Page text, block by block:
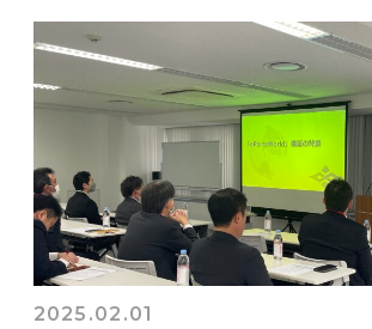
2025.02.01